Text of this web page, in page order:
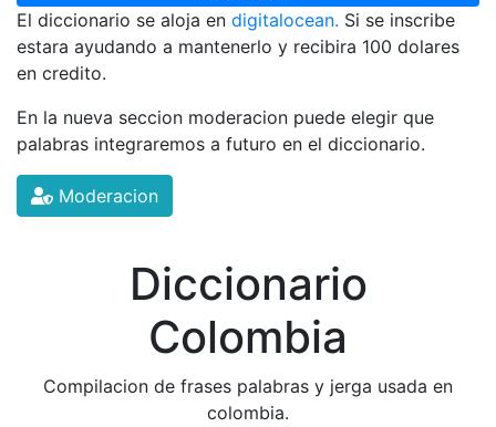
El diccionario se aloja en digitalocean. Si se inscribe
estara ayudando a mantenerlo y recibira 100 dolares
en credito.
En la nueva seccion moderacion puede elegir que
palabras integraremos a futuro en el diccionario.
Moderacion
Diccionario
Colombia
Compilacion de frases palabras y jerga usada en
colombia.